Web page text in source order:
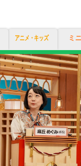
アニメ・キッズ ミ